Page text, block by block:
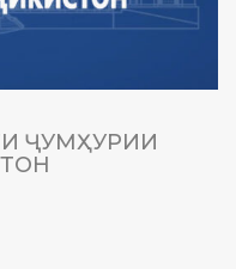
ҶУМҲУРИИ